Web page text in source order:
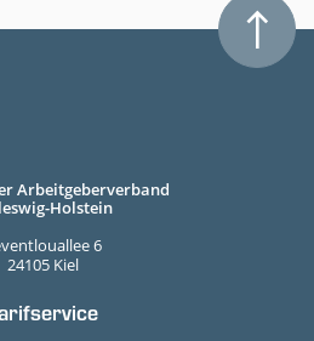
Arbeitgeberverband
Holstein
6
24105 Kiel